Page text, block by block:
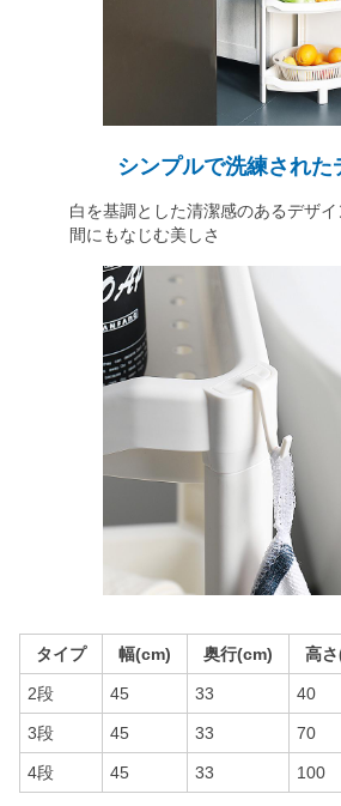
シンプルで洗練された
白を基調とした清潔感のあるデザ
間にもなじむ美しさ
タイプ 幅(cm) 奥行(cm) 高
2段 45 33 40
3段 45 33 70
4段 45 33 100